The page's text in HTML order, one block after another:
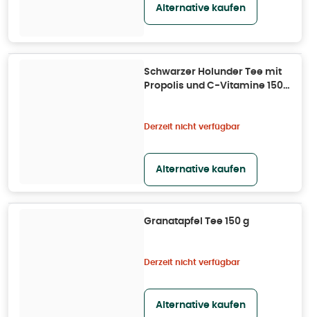
Alternative kaufen
Schwarzer Holunder Tee mit
Propolis und C-Vitamine 150
Derzeit nicht verfügbar
Alternative kaufen
Granatapfel Tee 150 g
Derzeit nicht verfügbar
Alternative kaufen